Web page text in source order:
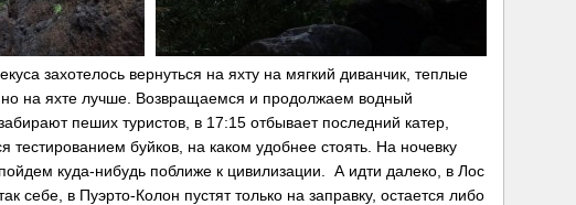
захотелось вернуться на яхту на мягкий диванчик, теплые
на яхте лучше. Возвращаемся и продолжаем водный
пеших туристов, в 17:15 отбывает последний катер,
тестированием буйков, на каком удобнее стоять. На ночевку
куда-нибудь поближе к цивилизации. А идти далеко, в Лос
себе, в Пуэрто-Колон пустят только на заправку, остается либо